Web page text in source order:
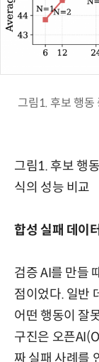
그림1. 후보 행동
그림1. 후보 행
식의 성능 비교
합성 실패 데이
검증 AI를 만들
점이었다. 일반
어떤 행동이 잘
구진은 오픈
짜 실패 사례를